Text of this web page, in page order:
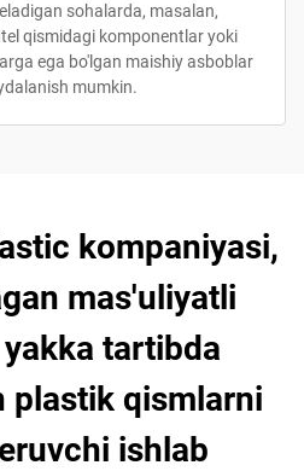
sohalarda, masalan,
qismidagi komponentlar yoki
ega bo'lgan maishiy asboblar
mumkin.
kompaniyasi,
mas'uliyatli
tartibda
plastik qismlarni
ishlab